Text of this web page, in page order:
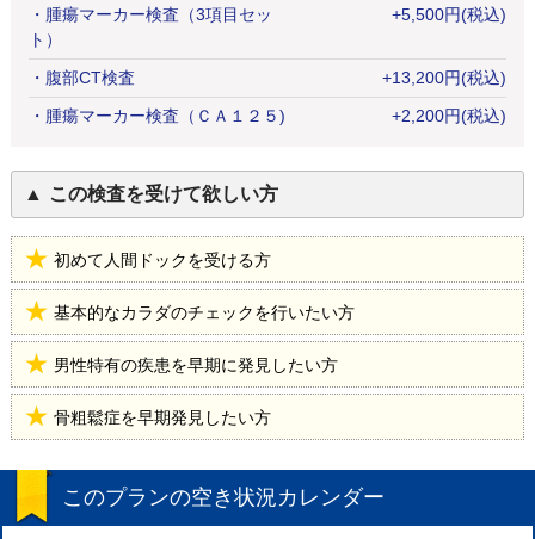
・ 腫瘍マーカー検査（3項目セッ
ト）
+5,500円(税込)
・ 腹部CT検査 +13,200円(税込)
・ 腫瘍マーカー検査（ＣＡ１２５) +2,200円(税込)
この検査を受けて欲しい方
初めて人間ドックを受ける方
基本的なカラダのチェックを行いたい方
男性特有の疾患を早期に発見したい方
骨粗鬆症を早期発見したい方
このプランの空き状況カレンダー